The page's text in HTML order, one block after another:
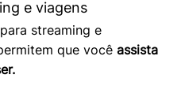
e viagens
streaming e
que você assista